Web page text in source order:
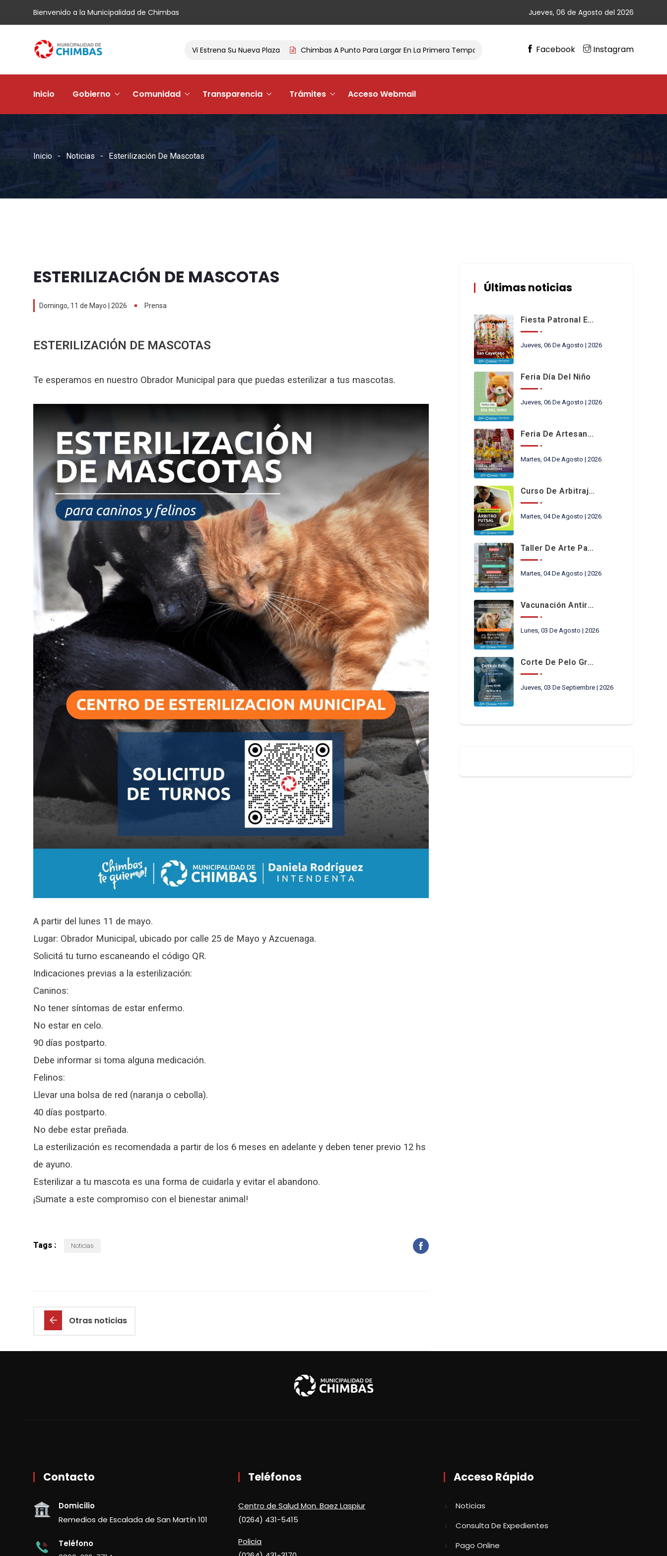
Bienvenido a la Municipalidad de Chimbas Jueves, 06 de Agosto del 2026
El Barrio Andacollo Vi Estrena Su Nueva Plaza Chimbas A Punto Para Largar En La Primera Temporada De Ciclismo Gran Cierre De Vacaciones En
Facebook Instagram
Inicio Gobierno Comunidad Transparencia Trámites Acceso Webmail
Inicio Noticias Esterilización De Mascotas
ESTERILIZACIÓN DE MASCOTAS
Domingo, 11 de Mayo | 2026 Prensa
ESTERILIZACIÓN DE MASCOTAS
Te esperamos en nuestro Obrador Municipal para que puedas esterilizar a tus mascotas.
A partir del lunes 11 de mayo.
Lugar: Obrador Municipal, ubicado por calle 25 de Mayo y Azcuenaga.
Solicitá tu turno escaneando el código QR.
Indicaciones previas a la esterilización:
Caninos:
No tener síntomas de estar enfermo.
No estar en celo.
90 días postparto.
Debe informar si toma alguna medicación.
Felinos:
Llevar una bolsa de red (naranja o cebolla).
40 días postparto.
No debe estar preñada.
La esterilización es recomendada a partir de los 6 meses en adelante y deben tener previo 12 hs
de ayuno.
Esterilizar a tu mascota es una forma de cuidarla y evitar el abandono.
¡Sumate a este compromiso con el bienestar animal!
Tags : Noticias
Otras noticias
Últimas noticias
Fiesta Patronal En Honor A San Cayetano
Jueves, 06 De Agosto | 2026
Feria Día Del Niño
Jueves, 06 De Agosto | 2026
Feria De Artesanos Y Emprendedores De San Cayetano
Martes, 04 De Agosto | 2026
Curso De Arbitraje De Futsal
Martes, 04 De Agosto | 2026
Taller De Arte Para Niños En Chimbas
Martes, 04 De Agosto | 2026
Vacunación Antirrábica
Lunes, 03 De Agosto | 2026
Corte De Pelo Gratis
Jueves, 03 De Septiembre | 2026
Contacto
Domicilio
Remedios de Escalada de San Martín 101
Teléfono
Teléfonos
Centro de Salud Mon. Baez Laspiur
(0264) 431-5415
Policia
Acceso Rápido
Noticias
Consulta De Expedientes
Pago Online